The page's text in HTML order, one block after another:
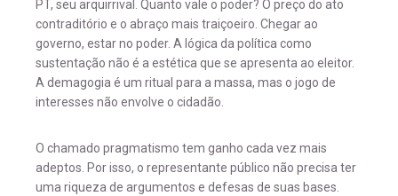
PT, seu arquirrival. Quanto vale o poder? O preço do ato
contraditório e o abraço mais traiçoeiro. Chegar ao
governo, estar no poder. A lógica da política como
sustentação não é a estética que se apresenta ao eleitor.
A demagogia é um ritual para a massa, mas o jogo de
interesses não envolve o cidadão.
O chamado pragmatismo tem ganho cada vez mais
adeptos. Por isso, o representante público não precisa ter
uma riqueza de argumentos e defesas de suas bases.